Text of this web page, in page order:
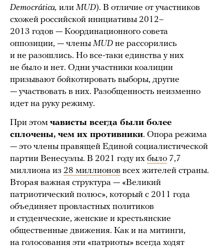
Democrática, или MUD). В отличие от участников
схожей российской инициативы 2012–
2013 годов — Координационного совета
оппозиции, — члены MUD не рассорились
и не разошлись. Но все-таки единства у них
не было и нет. Одни участники коалиции
призывают бойкотировать выборы, другие
— участвовать в них. Разобщенность неизменно
идет на руку режиму.
При этом чависты всегда были более
сплочены, чем их противники. Опора режима
— это члены правящей Единой социалистической
партии Венесуэлы. В 2021 году их было 7,7
миллиона из 28 миллионов всех жителей страны.
Вторая важная структура — «Великий
патриотический полюс», который с 2011 года
объединяет провластных политиков
и студенческие, женские и крестьянские
общественные движения. Как и на митинги,
на голосования эти «патриоты» всегда ходят